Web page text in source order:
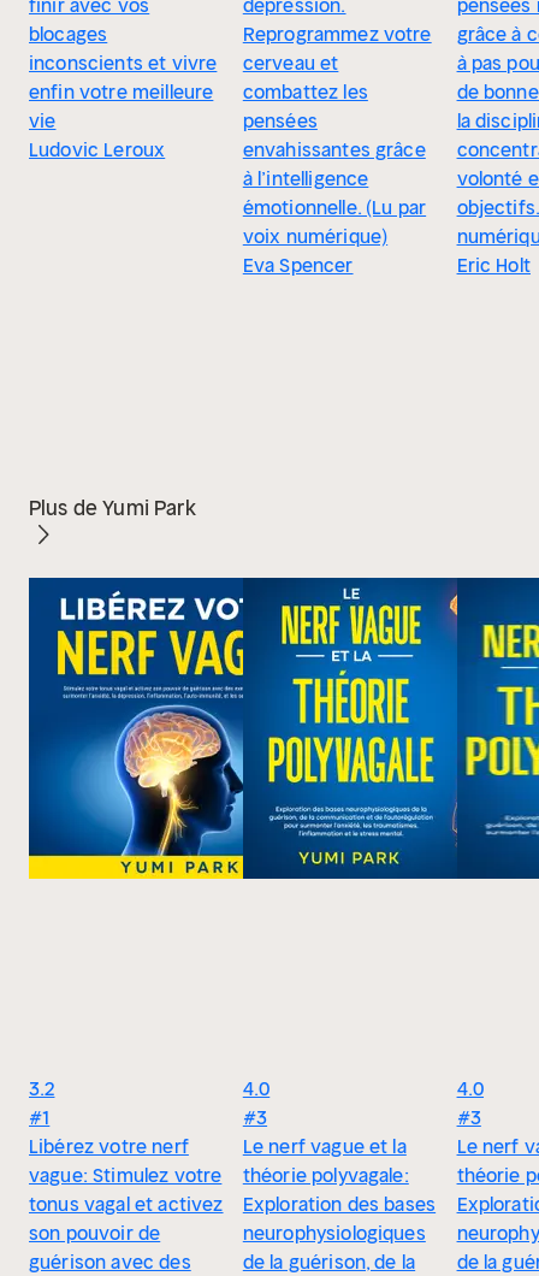
finir avec vos
blocages
inconscients et vivre
enfin votre meilleure
vie
Ludovic Leroux
dépression.
Reprogrammez votre
cerveau et
combattez les
pensées
envahissantes grâce
à l’intelligence
émotionnelle. (Lu par
voix numérique)
Eva Spencer
pensées
grâce à
à pas
de
la
volonté
Eric Holt
Plus de Yumi Park
3.2
#1
Libérez votre nerf
vague: Stimulez votre
tonus vagal et activez
son pouvoir de
guérison avec des
4.0
#3
Le nerf vague et la
théorie polyvagale:
Exploration des bases
neurophysiologiques
de la guérison, de la
4.0
#3
Le nerf
théorie
de la